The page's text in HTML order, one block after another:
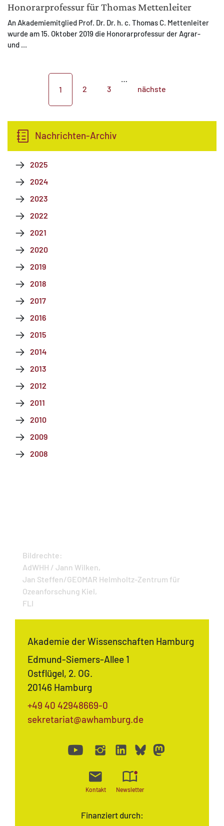
Honorarprofessur für Thomas Mettenleiter
An Akademiemitglied Prof. Dr. Dr. h. c. Thomas C. Mettenleiter
wurde am 15. Oktober 2019 die Honorarprofessur der Agrar-
und ...
1 2 3
…
nächste
Nachrichten-Archiv
2025
2024
2023
2022
2021
2020
2019
2018
2017
2016
2015
2014
2013
2012
2011
2010
2009
2008
Bildrechte:
AdWHH / Jann Wilken,
Jan Steffen/GEOMAR Helmholtz-Zentrum für
Ozeanforschung Kiel,
FLI
Finanziert durch:
Akademie der Wissenschaften Hamburg
Edmund-Siemers-Allee 1
Ostflügel, 2. OG.
20146 Hamburg
+49 40 42948669-0
sekretariat@awhamburg.de
Kontakt Newsletter